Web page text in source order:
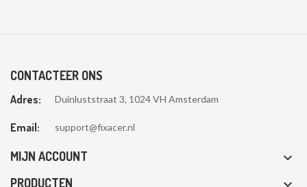
CONTACTEER ONS
Adres: Duinluststraat 3, 1024 VH Amsterdam
Email: support@fixacer.nl
MIJN ACCOUNT 
PRODUCTEN